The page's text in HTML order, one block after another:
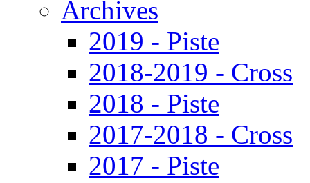
Archives
2019 - Piste
2018-2019 - Cross
2018 - Piste
2017-2018 - Cross
2017 - Piste